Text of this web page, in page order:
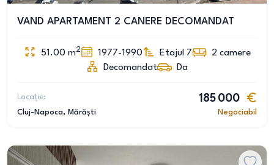
VAND APARTAMENT 2 CANERE DECOMANDAT
51.00 m2 1977-1990 Etajul 7 2 camere
Decomandat
Da
Locație:
Cluj-Napoca, Mărăști
185 000
Negociabil